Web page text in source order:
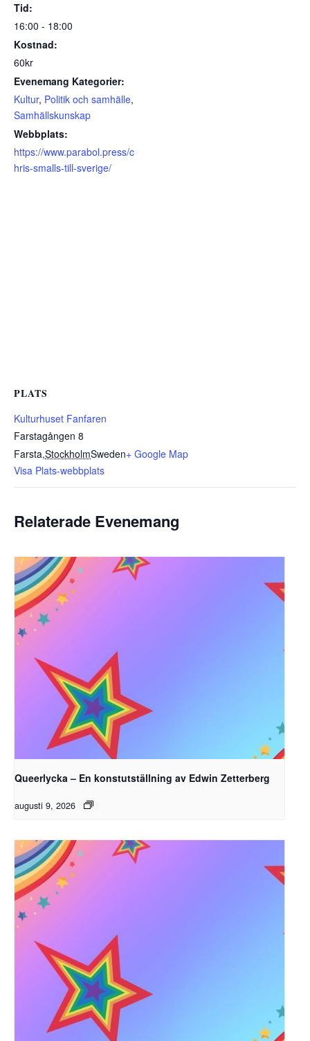
Tid:
16:00 - 18:00
Kostnad:
60kr
Evenemang Kategorier:
Kultur, Politik och samhälle,
Samhällskunskap
Webbplats:
https://www.parabol.press/c
hris-smalls-till-sverige/
PLATS
Kulturhuset Fanfaren
Farstagången 8
Farsta,StockholmSweden+ Google Map
Visa Plats-webbplats
Relaterade Evenemang
Queerlycka – En konstutställning av Edwin Zetterberg
augusti 9, 2026